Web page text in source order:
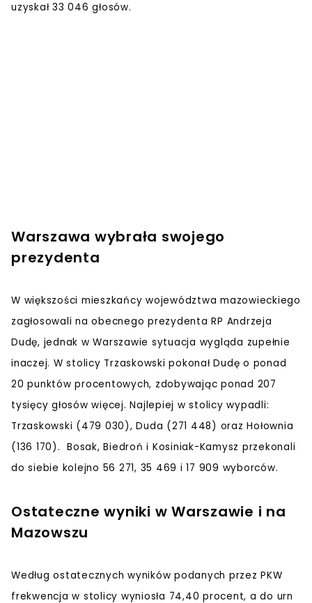
uzyskał 33 046 głosów.
Warszawa wybrała swojego
prezydenta
W większości mieszkańcy województwa mazowieckiego
zagłosowali na obecnego prezydenta RP Andrzeja
Dudę, jednak w Warszawie sytuacja wygląda zupełnie
inaczej. W stolicy Trzaskowski pokonał Dudę o ponad
20 punktów procentowych, zdobywając ponad 207
tysięcy głosów więcej. Najlepiej w stolicy wypadli:
Trzaskowski (479 030), Duda (271 448) oraz Hołownia
(136 170). Bosak, Biedroń i Kosiniak-Kamysz przekonali
do siebie kolejno 56 271, 35 469 i 17 909 wyborców.
Ostateczne wyniki w Warszawie i na
Mazowszu
Według ostatecznych wyników podanych przez PKW
frekwencja w stolicy wyniosła 74,40 procent, a do urn